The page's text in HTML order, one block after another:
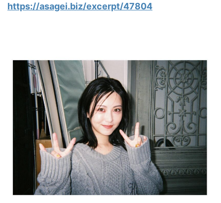
https://asagei.biz/excerpt/47804